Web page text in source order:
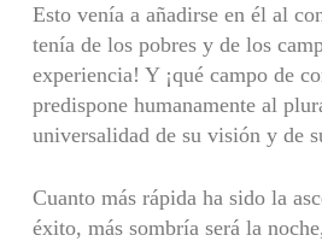
Esto venía a añadirse en él al
tenía de los pobres y de los
experiencia! Y ¡qué campo de
predispone humanamente al
universalidad de su visión y de
Cuanto más rápida ha sido la
éxito, más sombría será la